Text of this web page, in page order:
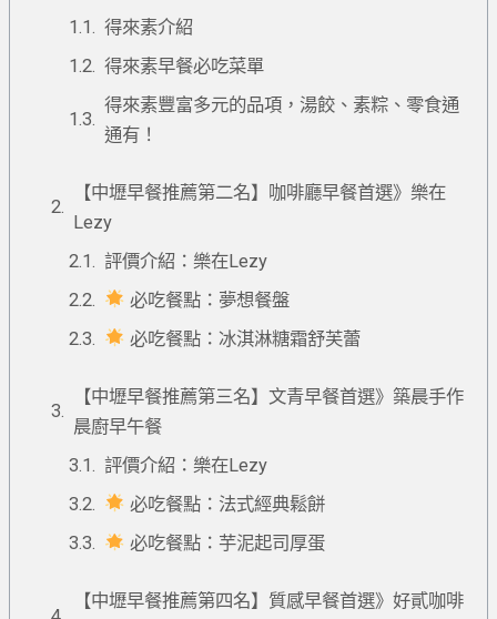
得來素介紹
得來素早餐必吃菜單
得來素豐富多元的品項，湯餃、素粽、零食通
通有！
【中壢早餐推薦第二名】咖啡廳早餐首選》樂在
Lezy
評價介紹：樂在Lezy
必吃餐點：夢想餐盤
必吃餐點：冰淇淋糖霜舒芙蕾
【中壢早餐推薦第三名】文青早餐首選》築晨手作
晨廚早午餐
評價介紹：樂在Lezy
必吃餐點：法式經典鬆餅
必吃餐點：芋泥起司厚蛋
【中壢早餐推薦第四名】質感早餐首選》好貳咖啡